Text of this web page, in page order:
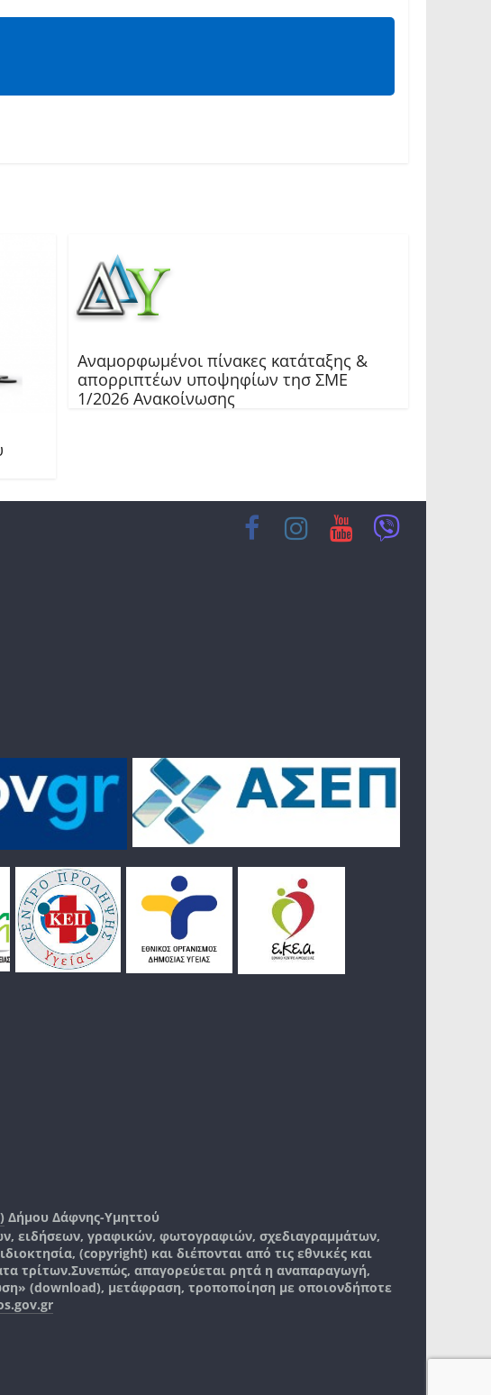
Αναμορφωμένοι πίνακες κατάταξης &
απορριπτέων υποψηφίων τησ ΣΜΕ
1/2026 Ανακοίνωσης
Δήμου Δάφνης-Υμηττού
ειδήσεων, γραφικών, φωτογραφιών, σχεδιαγραμμάτων,
(copyright) και διέπονται από τις εθνικές και
τρίτων.Συνεπώς, απαγορεύεται ρητά η αναπαραγωγή,
(download), μετάφραση, τροποποίηση με οποιονδήποτε